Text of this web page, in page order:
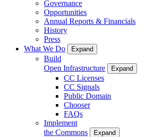
Governance
Opportunities
Annual Reports & Financials
History
Press
What We Do
Expand
Build
Open Infrastructure
Expand
CC Licenses
CC Signals
Public Domain
Chooser
FAQs
Implement
the Commons
Expand